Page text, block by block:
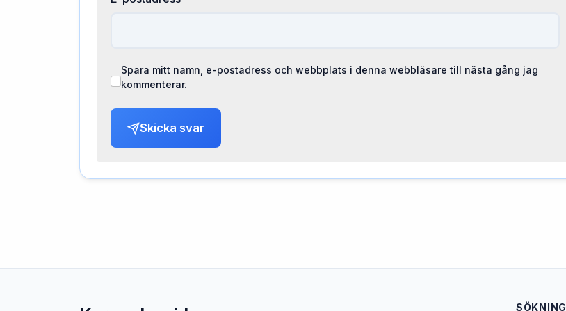
Spara mitt namn, e-postadress och webbplats i denna webbläsare till nästa gång jag
kommenterar.
Skicka svar
SÖKNING